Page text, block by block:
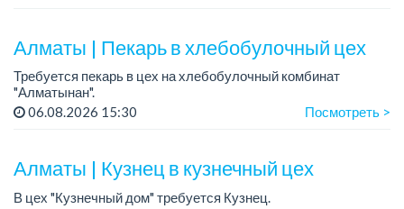
Алматы | Пекарь в хлебобулочный цех
Требуется пекарь в цех на хлебобулочный комбинат
"Алматынан".
Требования: начальное или среднее специальное
Зарплата: до 220 000 тенге в меся...
06.08.2026 15:30 Посмотреть >
Алматы | Кузнец в кузнечный цех
В цех "Кузнечный дом" требуется Кузнец.